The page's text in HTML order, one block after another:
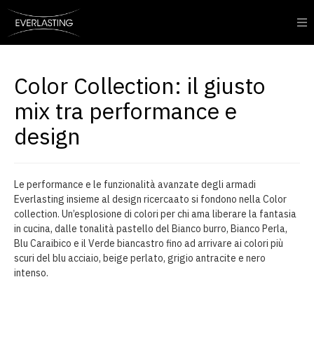
Color Collection: il giusto
mix tra performance e
design
Le performance e le funzionalità avanzate degli armadi
Everlasting insieme al design ricercaato si fondono nella Color
collection. Un’esplosione di colori per chi ama liberare la fantasia
in cucina, dalle tonalità pastello del Bianco burro, Bianco Perla,
Blu Caraibico e il Verde biancastro fino ad arrivare ai colori più
scuri del blu acciaio, beige perlato, grigio antracite e nero
intenso.